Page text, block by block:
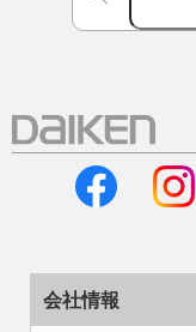
会社情報